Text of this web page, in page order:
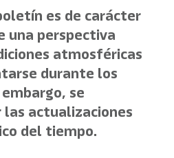
es de carácter
perspectiva
atmosféricas
durante los
se
actualizaciones
del tiempo.